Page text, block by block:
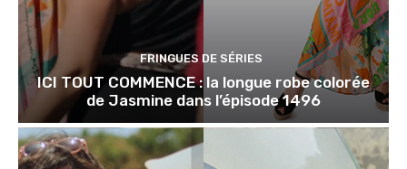
FRINGUES DE SÉRIES
ICI TOUT COMMENCE : la longue robe colorée
de Jasmine dans l’épisode 1496